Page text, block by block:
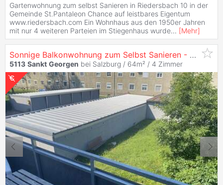
Gartenwohnung zum selbst Sanieren in Riedersbach 10 in der
Gemeinde St.Pantaleon Chance auf leistbares Eigentum
www.riedersbach.com Ein Wohnhaus aus den 1950er Jahren
mit nur 4 weiteren Parteien im Stiegenhaus wurde... [Mehr]
Sonnige Balkonwohnung zum Selbst Sanieren - Provisionsfrei auf Www.Riedersbach.Com
5113 Sankt Georgen bei Salzburg / 64m² / 4 Zimmer